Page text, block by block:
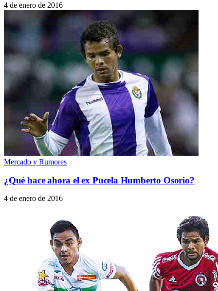
4 de enero de 2016
Mercado y Rumores
¿Qué hace ahora el ex Pucela Humberto Osorio?
4 de enero de 2016